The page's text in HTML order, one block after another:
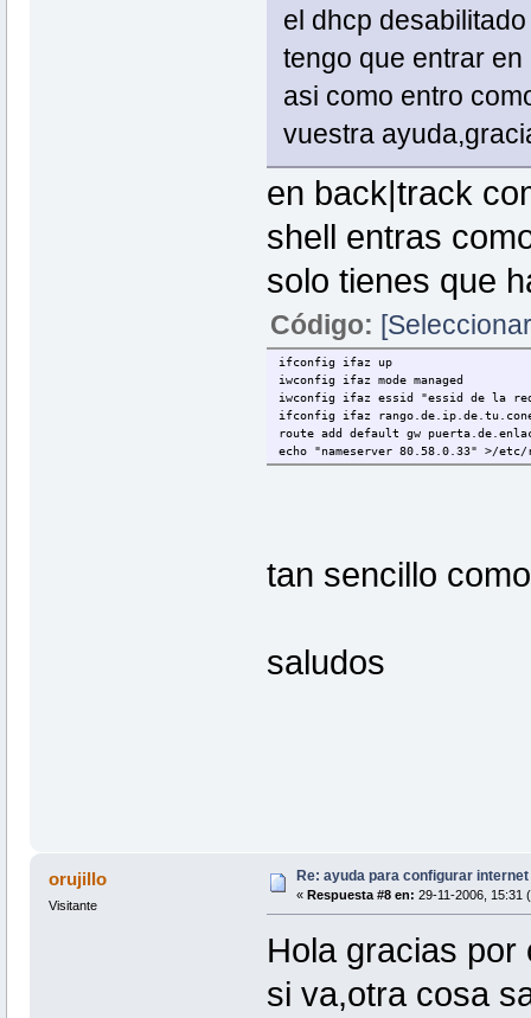
el dhcp
tengo que entrar
asi como entro
vuestra
en back|track
shell entras
solo tienes que
Código:
ifconfig ifaz up
iwconfig ifaz mode managed
iwconfig ifaz essid "essid de la
ifconfig ifaz
route add default gw
echo "nameserver 80.58.0.33" >/
tan sencillo
saludos
orujillo
Visitante
Re: ayuda para configurar
« Respuesta #8 en: 29-11-2006, 15:31
Hola gracias por
si va,otra cosa